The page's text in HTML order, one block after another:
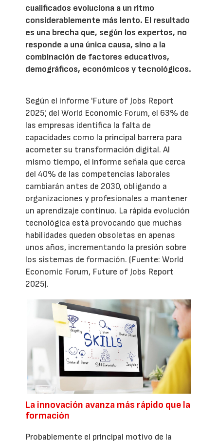
cualificados evoluciona a un ritmo
considerablemente más lento. El resultado
es una brecha que, según los expertos, no
responde a una única causa, sino a la
combinación de factores educativos,
demográficos, económicos y tecnológicos.
Según el informe 'Future of Jobs Report
2025', del World Economic Forum, el 63% de
las empresas identifica la falta de
capacidades como la principal barrera para
acometer su transformación digital. Al
mismo tiempo, el informe señala que cerca
del 40% de las competencias laborales
cambiarán antes de 2030, obligando a
organizaciones y profesionales a mantener
un aprendizaje continuo. La rápida evolución
tecnológica está provocando que muchas
habilidades queden obsoletas en apenas
unos años, incrementando la presión sobre
los sistemas de formación. (Fuente: World
Economic Forum, Future of Jobs Report
2025).
La innovación avanza más rápido que la
formación
Probablemente el principal motivo de la